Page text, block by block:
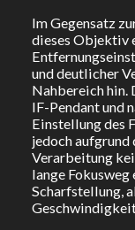
Im Gegensatz
dieses Objektiv
und deutlicher
Nahbereich hin.
IF-Pendant und
Einstellung des
jedoch
Verarbeitung
lange
Scharfstellung,